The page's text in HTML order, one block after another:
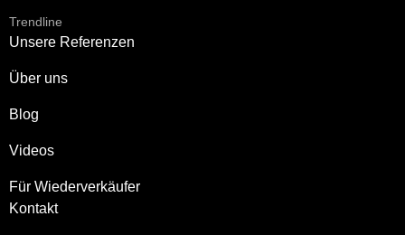
Trendline
Unsere Referenzen
Über uns
Blog
Videos
Für Wiederverkäufer
Kontakt